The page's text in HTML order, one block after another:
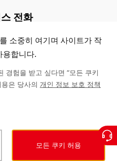
전화
601012
청렴 규정 행위 규칙
소중히 여기며 사이트가 작
용합니다.
경험을 받고 싶다면 “모든 쿠키
은 당사의 개인 정보 보호 정책
모든 쿠키 허용